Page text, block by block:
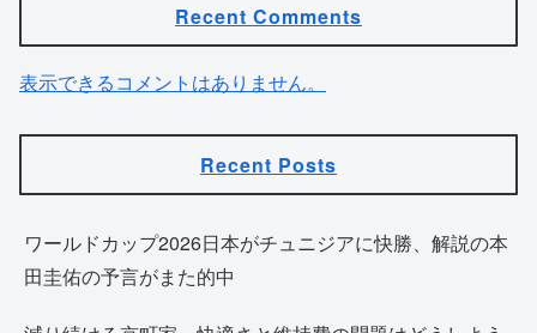
Recent Comments
表示できるコメントはありません。
Recent Posts
ワールドカップ2026日本がチュニジアに快勝、解説の本
田圭佑の予言がまた的中